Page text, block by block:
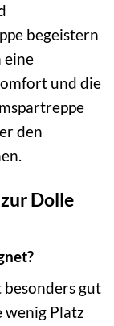
begeistern
eine
und die
den
Dolle
besonders gut
wenig Platz